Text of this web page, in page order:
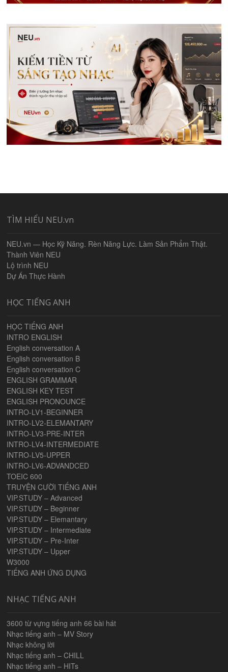
TÌM HIỂU NEU.vn
NEU.vn — Học Kỹ Năng. Rèn Năng Lực. Làm Sản Phẩm Thật.
Thành Viên NEU
Lộ trình NEU
Dự Án Thực Hành
HỌC TIẾNG ANH
HỌC TIẾNG ANH
INTRO ENGLISH
English conversation A
English conversation B
English conversation C
ENGLISH GRAMMAR
ENGLISH KEY TEST
ENGLISH PRONOUNCE
INTRO-LV1-BEGINNER
INTRO-LV2-ELEMANTARY
INTRO-LV3-PRE-INTER
INTRO-LV4-INTERMEDIATE
INTRO-LV5-UPPER
INTRO-LV6-ADVANDCED
TOEIC 600
TRUYỆN CƯỜI TIẾNG ANH
VIP.STUDY – Advanced
VIP.STUDY – Beginner
VIP.STUDY – Elemantary
VIP.STUDY – Intermediate
VIP.STUDY – Pre-Inter
VIP.STUDY – Upper
W3000
TIẾNG ANH ỨNG DỤNG
NHẠC TIẾNG ANH
3600 từ vựng tiếng anh 66 bài hát
Nhạc tiếng anh – MV Story
Nhạc không lời
Nhạc tiếng anh – CHILL
Nhạc tiếng anh – HITs